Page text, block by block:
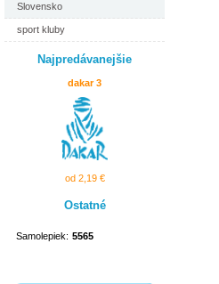
Slovensko
sport kluby
Najpredávanejšie
dakar 3
od 2,19 €
Ostatné
Samolepiek: 5565